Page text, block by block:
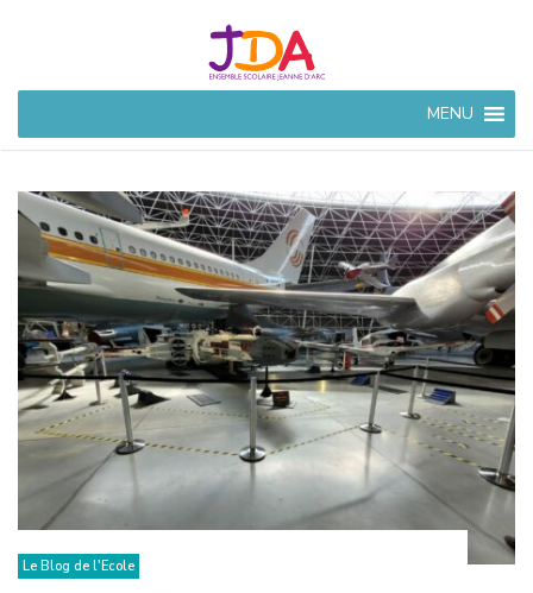
D'ARC
Ensemble Scolaire à
Civray (86)
MENU
Le Blog de l'Ecole